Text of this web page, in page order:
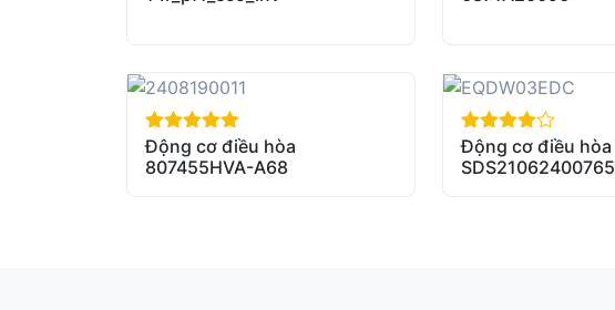
out of 5
Động cơ điều hòa
807455HVA-A68
out of 5
Động cơ điều hòa
SDS21062400765